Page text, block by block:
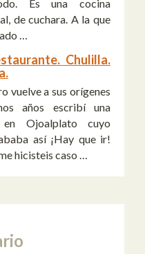
Es una cocina
de cuchara. A la que
…
Chulilla.
vuelve a sus orígenes
años escribí una
en Ojoalplato cuyo
así ¡Hay que ir!
hicisteis caso …